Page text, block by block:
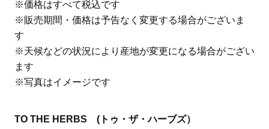
※価格はすべて税込です
※販売期間・価格は予告なく変更する場合がございま
す
※天候などの状況により産地が変更になる場合がござい
ます
※写真はイメージです
TO THE HERBS (トゥ・ザ・ハーブズ）